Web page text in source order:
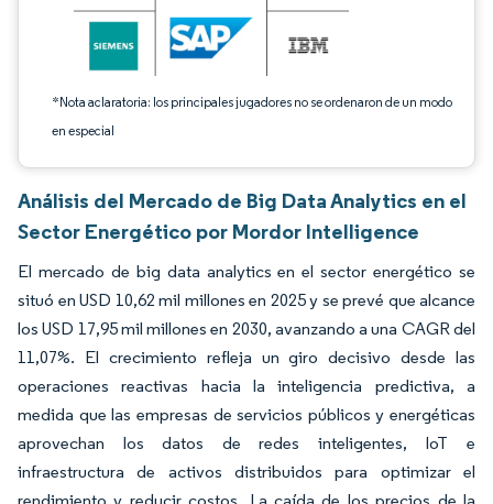
*Nota aclaratoria: los principales jugadores no se ordenaron de un modo
en especial
Análisis del Mercado de Big Data Analytics en el
Sector Energético por Mordor Intelligence
El mercado de big data analytics en el sector energético se
situó en USD 10,62 mil millones en 2025 y se prevé que alcance
los USD 17,95 mil millones en 2030, avanzando a una CAGR del
11,07%. El crecimiento refleja un giro decisivo desde las
operaciones reactivas hacia la inteligencia predictiva, a
medida que las empresas de servicios públicos y energéticas
aprovechan los datos de redes inteligentes, IoT e
infraestructura de activos distribuidos para optimizar el